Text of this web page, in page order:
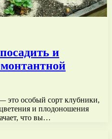
и
это особый сорт клубники,
и плодоношения
что вы…